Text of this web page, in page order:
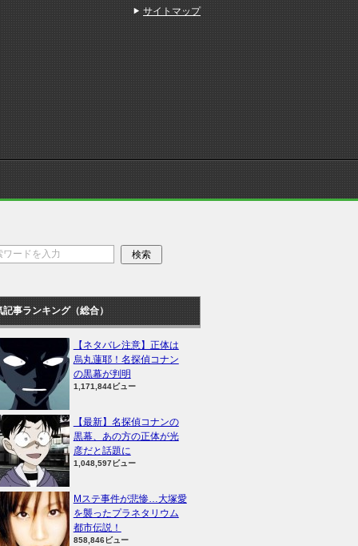
記事ランキング（総合）
【ネタバレ注意】正体は
烏丸蓮耶！名探偵コナン
の黒幕が判明
1,171,844ビュー
【最新】名探偵コナンの
黒幕、あの方の正体が光
彦だと話題に
1,048,597ビュー
Mステ事件が悲惨…大塚愛
を襲ったプラネタリウム
都市伝説！
858,846ビュー
サイトマップ